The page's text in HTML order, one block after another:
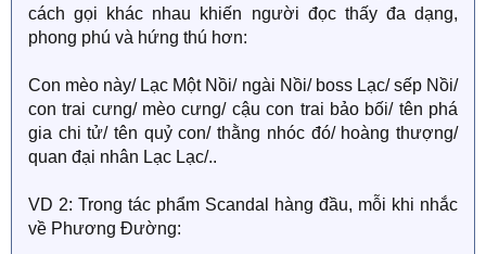
cách gọi khác nhau khiến người đọc thấy đa dạng,
phong phú và hứng thú hơn:
Con mèo này/ Lạc Một Nồi/ ngài Nồi/ boss Lạc/ sếp Nồi/
con trai cưng/ mèo cưng/ cậu con trai bảo bối/ tên phá
gia chi tử/ tên quỷ con/ thằng nhóc đó/ hoàng thượng/
quan đại nhân Lạc Lạc/..
VD 2: Trong tác phẩm Scandal hàng đầu, mỗi khi nhắc
về Phương Đường: